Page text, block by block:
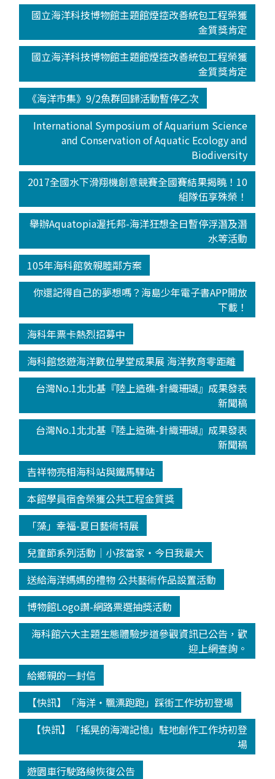
國立海洋科技博物館主題館煙控改善統包工程榮獲
金質獎肯定
國立海洋科技博物館主題館煙控改善統包工程榮獲
金質獎肯定
《海洋市集》9/2魚群回歸活動暫停乙次
International Symposium of Aquarium Science
and Conservation of Aquatic Ecology and
Biodiversity
2017全國水下滑翔機創意競賽全國賽結果揭曉！10
組隊伍享殊榮！
舉辦Aquatopia渥托邦-海洋狂想全日暫停浮潛及潛
水等活動
105年海科館敦親睦鄰方案
你還記得自己的夢想嗎？海島少年電子書APP開放
下載！
海科年票卡熱烈招募中
海科館悠遊海洋數位學堂成果展 海洋教育零距離
台灣No.1北北基『陸上造礁-針織珊瑚』成果發表
新聞稿
台灣No.1北北基『陸上造礁-針織珊瑚』成果發表
新聞稿
吉祥物亮相海科站與鐵馬驛站
本館學員宿舍榮獲公共工程金質獎
「藻」幸福-夏日藝術特展
兒童節系列活動│小孩當家‧今日我最大
送給海洋媽媽的禮物 公共藝術作品設置活動
博物館Logo讚-網路票選抽獎活動
海科館六大主題生態體驗步道參觀資訊已公告，歡
迎上網查詢。
給鄉親的一封信
【快訊】「海洋‧飄漂跑跑」踩街工作坊初登場
【快訊】「搖晃的海灣記憶」駐地創作工作坊初登
場
遊園車行駛路線恢復公告